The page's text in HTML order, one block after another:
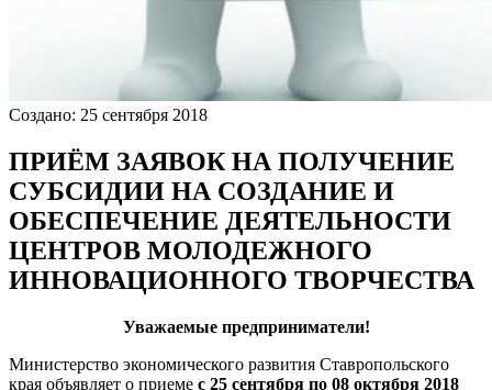
Создано: 25 сентября 2018
ПРИЁМ ЗАЯВОК НА ПОЛУЧЕНИЕ
СУБСИДИИ НА СОЗДАНИЕ И
ОБЕСПЕЧЕНИЕ ДЕЯТЕЛЬНОСТИ
ЦЕНТРОВ МОЛОДЕЖНОГО
ИННОВАЦИОННОГО ТВОРЧЕСТВА
Уважаемые предприниматели!
Министерство экономического развития Ставропольского
края объявляет о приеме с 25 сентября по 08 октября 2018